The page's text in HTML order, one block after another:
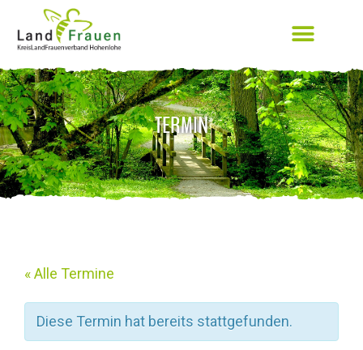
TERMIN
« Alle Termine
Diese Termin hat bereits stattgefunden.